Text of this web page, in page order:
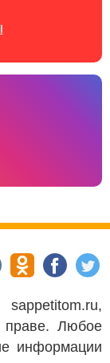
праве. Любое
информации